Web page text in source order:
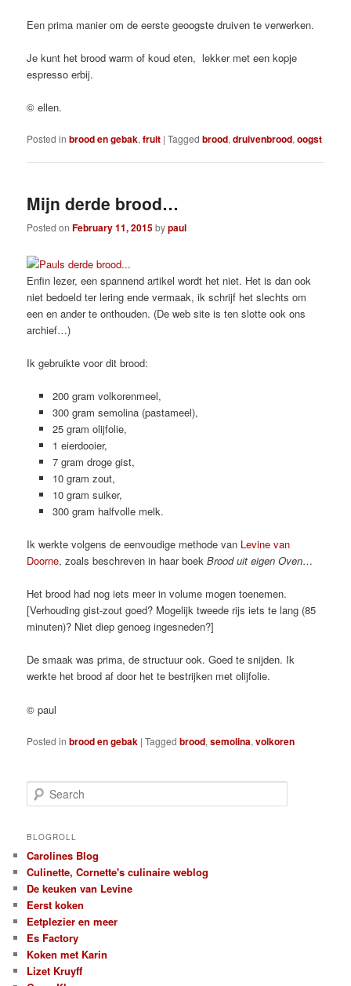
Een prima manier om de eerste geoogste druiven te verwerken.
Je kunt het brood warm of koud eten, lekker met een kopje
espresso erbij.
© ellen.
Posted in brood en gebak,fruit |Tagged brood,druivenbrood,oogst
Mijn derde brood…
Posted onFebruary 11, 2015bypaul
Enfin lezer, een spannend artikel wordt het niet. Het is dan ook
niet bedoeld ter lering ende vermaak, ik schrijf het slechts om
een en ander te onthouden. (De web site is ten slotte ook ons
archief…)
Ik gebruikte voor dit brood:
200 gram volkorenmeel,
300 gram semolina (pastameel),
25 gram olijfolie,
1 eierdooier,
7 gram droge gist,
10 gram zout,
10 gram suiker,
300 gram halfvolle melk.
Ik werkte volgens de eenvoudige methode van Levine van
Doorne, zoals beschreven in haar boekBrood uit eigen Oven…
Het brood had nog iets meer in volume mogen toenemen.
[Verhouding gist-zout goed? Mogelijk tweede rijs iets te lang (85
minuten)? Niet diep genoeg ingesneden?]
De smaak was prima, de structuur ook. Goed te snijden. Ik
werkte het brood af door het te bestrijken met olijfolie.
© paul
Posted in brood en gebak |Tagged brood,semolina,volkoren
e
r
h
BLOGROLL
Carolines Blog
Culinette, Cornette's culinaire weblog
De keuken van Levine
Eerst koken
Eetplezier en meer
Es Factory
Koken met Karin
Lizet Kruyff